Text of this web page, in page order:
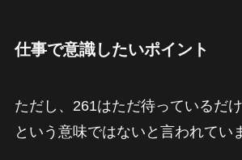
仕事で意識したいポイント
ただし、261はただ待っているだ
という意味ではないと言われてい